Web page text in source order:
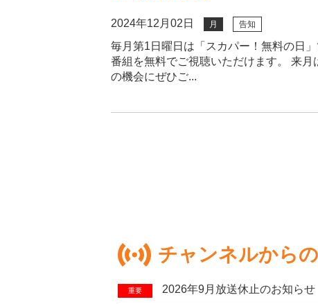
2024年12月02日 月 告知
毎月第1日曜日は「スカパー！無料の日
番組を無料でご視聴いただけます。 来
の機会にぜひご...
チャンネルから
重要 2026年9月放送休止のお知らせ